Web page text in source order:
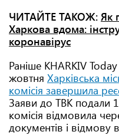
ЧИТАЙТЕ ТАКОЖ: Як
Харкова вдома:
коронавірус
Раніше KHARKIV
жовтня Харківська
комісія завершила
Заяви до ТВК подали
комісія відмовила
документів і відмову